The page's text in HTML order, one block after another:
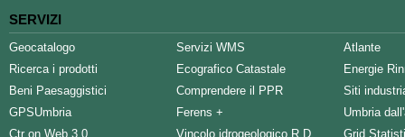
SERVIZI
Geocatalogo Servizi WMS
Atlante
Ricerca i prodotti
Ecografico Catastale
Energie
Beni Paesaggistici
Comprendere il PPR
Siti
GPSUmbria
Ferens +
Umbria
Ctr on Web 3.0
Vincolo idrogeologico R.D.
Grid